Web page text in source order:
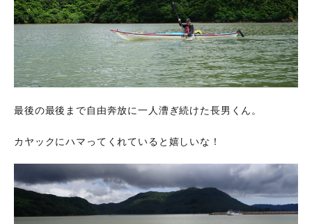
最後の最後まで自由奔放に一人漕ぎ続けた長男くん。
カヤックにハマってくれていると嬉しいな！